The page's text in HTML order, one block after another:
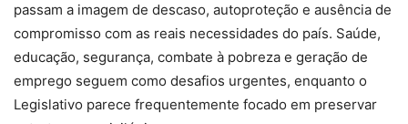
passam a imagem de descaso, autoproteção e ausência de
compromisso com as reais necessidades do país. Saúde,
educação, segurança, combate à pobreza e geração de
emprego seguem como desafios urgentes, enquanto o
Legislativo parece frequentemente focado em preservar